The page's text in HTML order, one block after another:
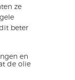
ze
beter
en
de olie